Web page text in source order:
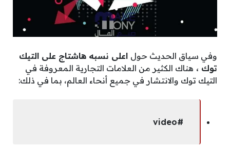
وفي سياق الحديث حول اعلى نسبه هاشتاج على التيك
توك ، هناك الكثير من العلامات التجارية المعروفة في
التيك توك والانتشار في جميع أنحاء العالم، بما في ذلك:
#video